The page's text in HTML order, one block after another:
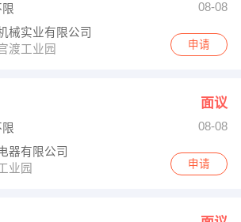
08-08
械实业有限公司
渡工业园
申请
面议
08-08
器有限公司
业园
申请